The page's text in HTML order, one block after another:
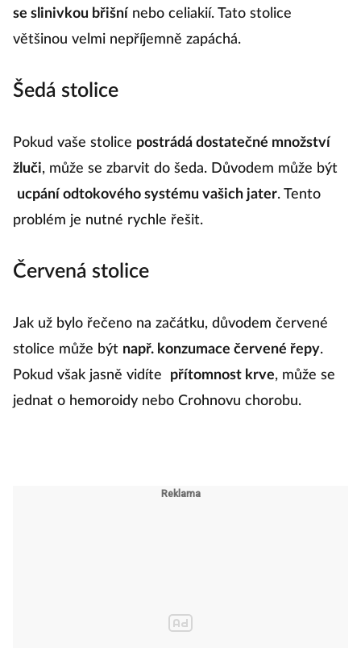
se slinivkou břišní nebo celiakií. Tato stolice
většinou velmi nepříjemně zapáchá.
Šedá stolice
Pokud vaše stolice postrádá dostatečné množství
žluči, může se zbarvit do šeda. Důvodem může být
ucpání odtokového systému vašich jater. Tento
problém je nutné rychle řešit.
Červená stolice
Jak už bylo řečeno na začátku, důvodem červené
stolice může být např. konzumace červené řepy.
Pokud však jasně vidíte
přítomnost krve, může se
jednat o hemoroidy nebo Crohnovu chorobu.